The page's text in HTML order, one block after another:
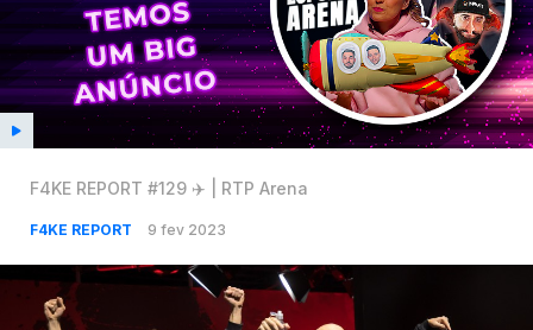
F4KE REPORT #129 ✈️ | RTP Arena
F4KE REPORT 9 fev 2023